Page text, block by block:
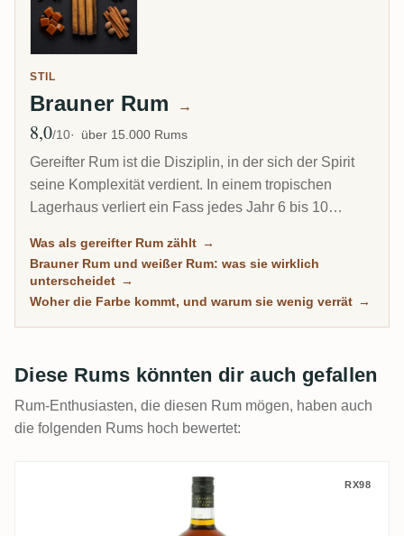
STIL
Brauner Rum →
Ø Bewertung
8,0/10 über 15.000 Rums
Gereifter Rum ist die Disziplin, in der sich der Spirit
seine Komplexität verdient. In einem tropischen
Lagerhaus verliert ein Fass jedes Jahr 6 bis 10
kann ein 8-jähriger Karibik-Rum tiefer schmecken als
ein 20-jähriger Scotch. Diese Übersicht versammelt
jeden Rum auf RumX, der echte Zeit im Holz
Was als gereifter Rum zählt →
Brauner Rum und weißer Rum: was sie wirklich
unterscheidet →
Woher die Farbe kommt, und warum sie wenig verrät →
Diese Rums könnten dir auch gefallen
Rum-Enthusiasten, die diesen Rum mögen, haben auch
die folgenden Rums hoch bewertet:
Chairman's Reserve The Forgotten Casks
RX98